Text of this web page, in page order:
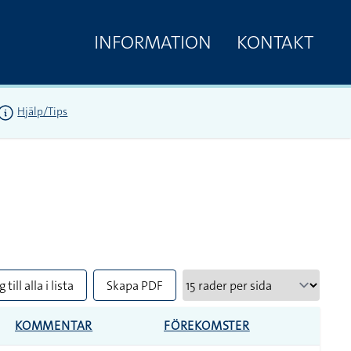
INFORMATION KONTAKT
Hjälp/Tips
till alla i lista Skapa PDF
KOMMENTAR FÖREKOMSTER